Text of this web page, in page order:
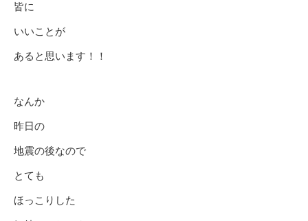
皆に
いいことが
あると思います！！
なんか
昨日の
地震の後なので
とても
ほっこりした